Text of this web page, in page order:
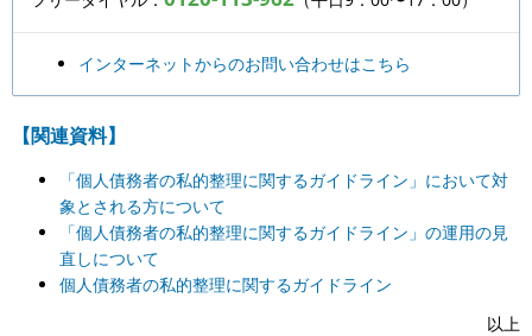
インターネットからのお問い合わせはこちら
【関連資料】
「個人債務者の私的整理に関するガイドライン」において対
象とされる方について
「個人債務者の私的整理に関するガイドライン」の運用の見
直しについて
個人債務者の私的整理に関するガイドライン
以上